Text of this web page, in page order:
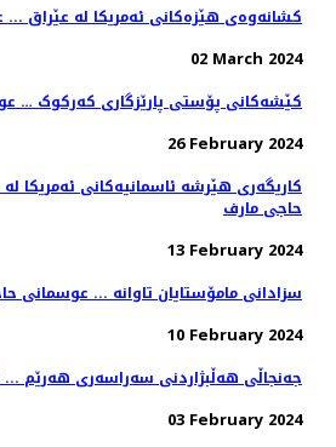
کشانەوەی هێزەکانی ئەمریکا لە عێراق
02 March 2024
کێشەکانی پۆستی پارێزگاری کەرکوک …
26 February 2024
کاریگەری هێرشە ئاسمانیەکانی ئەمریکا
حاجی مارف
13 February 2024
سزادانی مامۆستایان تاوانە ... عوسمانی
10 February 2024
جەنجاڵی هەڵبژاردنی سەراسەری هەرێم
03 February 2024